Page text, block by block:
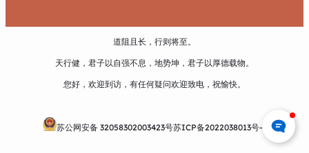
道阻且长，行则将至。
天行健，君子以自强不息，地势坤，君子以厚德载物。
您好，欢迎到访，有任何疑问欢迎致电，祝愉快。
苏公网安备 32058302003423号苏ICP备2022038013号-1